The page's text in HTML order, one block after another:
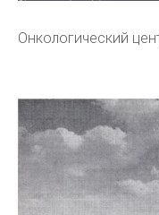
Онкологический